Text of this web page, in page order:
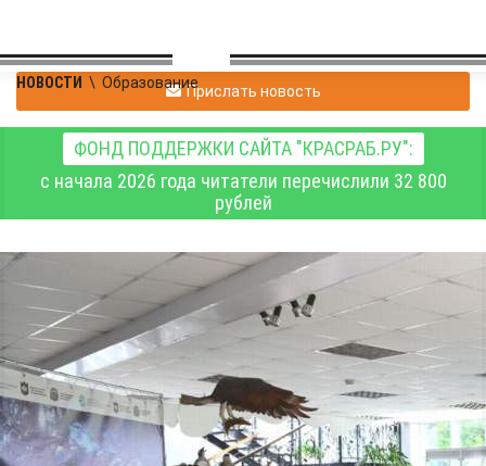
НОВОСТИ \ ОбразованиеПрислать новость
ФОНД ПОДДЕРЖКИ САЙТА "КРАСРАБ.РУ":
с начала 2026 года читатели перечислили 32 800
рублей
В Шушенском в рамках
проекта «Умные
каникулы» состоялось
открытие инженерно-
технической школы